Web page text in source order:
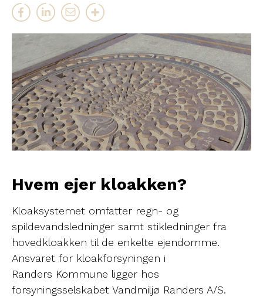
Hvem ejer kloakken?
Kloaksystemet omfatter regn- og
spildevandsledninger samt stikledninger fra
hovedkloakken til de enkelte ejendomme.
Ansvaret for kloakforsyningen i
Randers Kommune ligger hos
forsyningsselskabet Vandmiljø Randers A/S.